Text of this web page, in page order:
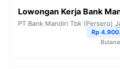
Lowongan Kerja Bank
PT Bank Mandiri Tbk (Persero)
Rp